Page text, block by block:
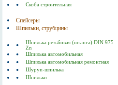
Скоба строительная
Спейсеры
Шпильки, струбцины
Шпилька резьбовая (штанга) DIN 975
Zn
Шпилька автомобильная
Шпилька автомобильная ремонтная
Шуруп-шпилька
Шпильки